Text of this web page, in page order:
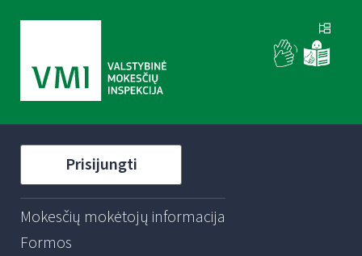
Prisijungti
Mokesčių mokėtojų informacija
Formos